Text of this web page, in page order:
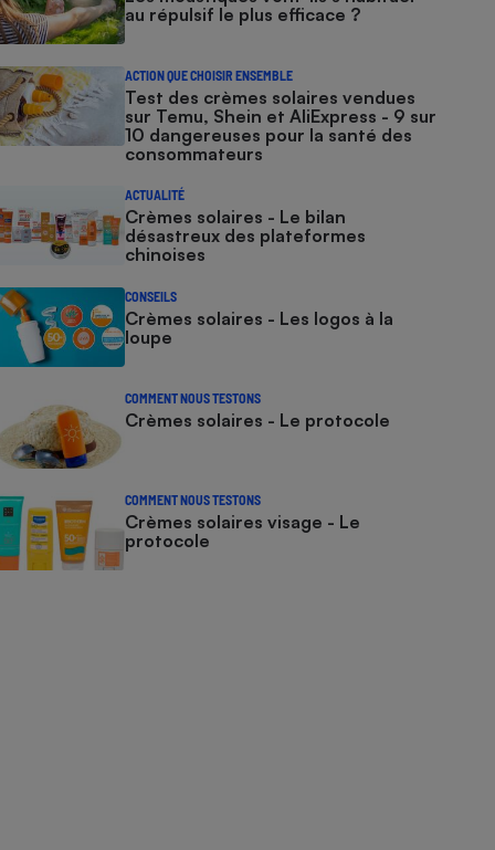
au répulsif le plus efficace ?
ACTION QUE CHOISIR ENSEMBLE
Test des crèmes solaires vendues
sur Temu, Shein et AliExpress - 9 sur
10 dangereuses pour la santé des
consommateurs
ACTUALITÉ
Crèmes solaires - Le bilan
désastreux des plateformes
chinoises
CONSEILS
Crèmes solaires - Les logos à la
loupe
COMMENT NOUS TESTONS
Crèmes solaires - Le protocole
COMMENT NOUS TESTONS
Crèmes solaires visage - Le
protocole